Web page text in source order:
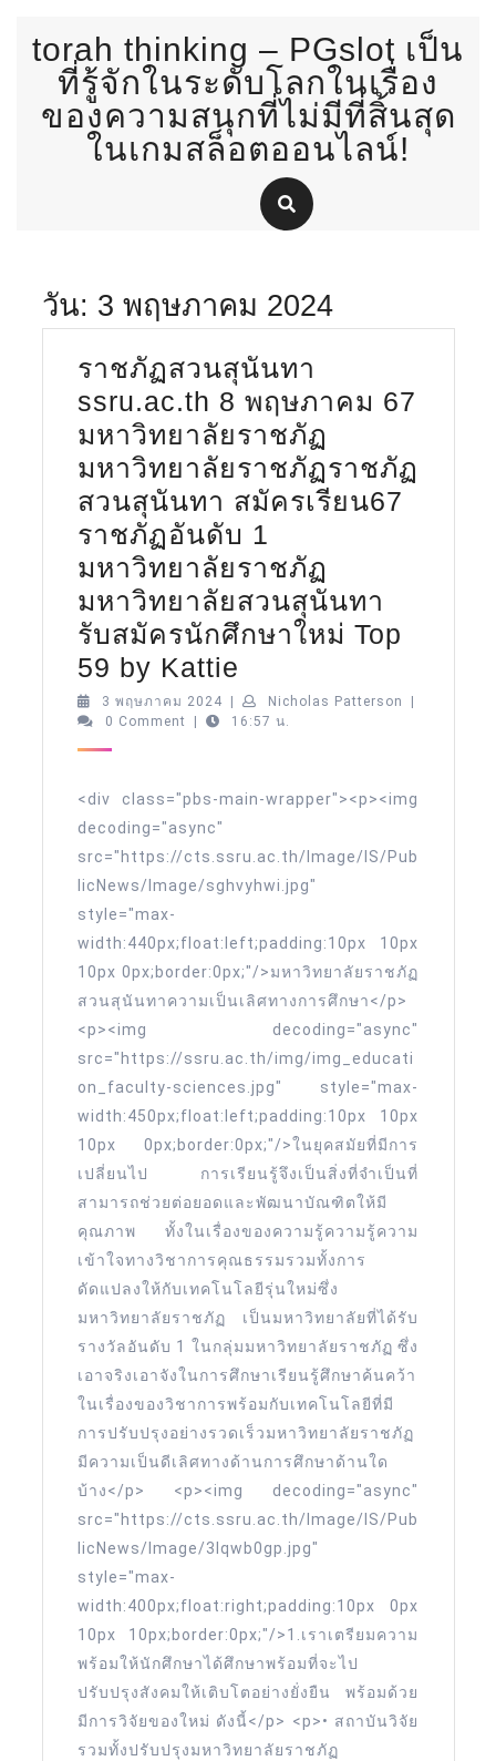
content
torah thinking – PGslot เป็น
ที่รู้จักในระดับโลกในเรื่อง
ของความสนุกที่ไม่มีที่สิ้นสุด
ในเกมสล็อตออนไลน์!
วัน: 3 พฤษภาคม 2024
ราชภัฏสวนสุนันทา
ssru.ac.th 8 พฤษภาคม 67
มหาวิทยาลัยราชภัฏ
มหาวิทยาลัยราชภัฏราชภัฏ
สวนสุนันทา สมัครเรียน67
ราชภัฏอันดับ 1
มหาวิทยาลัยราชภัฏ
มหาวิทยาลัยสวนสุนันทา
รับสมัครนักศึกษาใหม่ Top
59 by Kattie
สวนสุนันทา
ssru.ac.th
พฤษภาคม
มหาวิทยาลัย
ราชภัฏ
มหาวิทยาลัย
ราชภัฏ
ราชภัฏ
สวนสุนันทา
สมัคร
เรียน67
ราชภัฏ
อันดับ
1
มหาวิทยาลัย
ราชภัฏ
มหาวิทยาลัย
สวนสุนันทา
รับ
สมัคร
นักศึกษา
ใหม่
Top
59
by
Kattie
3 พฤษภาคม 20243
พฤษภาคม
Nicholas Patterson Nicholas
0 Comment
16:57 น.
<div class="pbs-main-wrapper"><p><img
decoding="async"
src="https://cts.ssru.ac.th/Image/IS/Pub
licNews/Image/sghvyhwi.jpg"
style="max-
width:440px;float:left;padding:10px 10px
10px 0px;border:0px;"/>มหาวิทยาลัยราชภัฏ
สวนสุนันทาความเป็นเลิศทางการศึกษา</p>
<p><img decoding="async"
src="https://ssru.ac.th/img/img_educati
on_faculty-sciences.jpg" style="max-
width:450px;float:left;padding:10px 10px
10px 0px;border:0px;"/>ในยุคสมัยที่มีการ
เปลี่ยนไป การเรียนรู้จึงเป็นสิ่งที่จำเป็นที่
สามารถช่วยต่อยอดและพัฒนาบัณฑิตให้มี
คุณภาพ ทั้งในเรื่องของความรู้ความรู้ความ
เข้าใจทางวิชาการคุณธรรมรวมทั้งการ
ดัดแปลงให้กับเทคโนโลยีรุ่นใหม่ซึ่ง
มหาวิทยาลัยราชภัฏ เป็นมหาวิทยาลัยที่ได้รับ
รางวัลอันดับ 1 ในกลุ่มมหาวิทยาลัยราชภัฏ ซึ่ง
เอาจริงเอาจังในการศึกษาเรียนรู้ศึกษาค้นคว้า
ในเรื่องของวิชาการพร้อมกับเทคโนโลยีที่มี
การปรับปรุงอย่างรวดเร็วมหาวิทยาลัยราชภัฏ
มีความเป็นดีเลิศทางด้านการศึกษาด้านใด
บ้าง</p> <p><img decoding="async"
src="https://cts.ssru.ac.th/Image/IS/Pub
licNews/Image/3lqwb0gp.jpg"
style="max-
width:400px;float:right;padding:10px 0px
10px 10px;border:0px;"/>1.เราเตรียมความ
พร้อมให้นักศึกษาได้ศึกษาพร้อมที่จะไป
ปรับปรุงสังคมให้เติบโตอย่างยั่งยืน พร้อมด้วย
มีการวิจัยของใหม่ ดังนี้</p> <p>• สถาบันวิจัย
รวมทั้งปรับปรุงมหาวิทยาลัยราชภัฏ